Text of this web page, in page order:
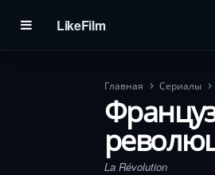
LikeFilm
Главная Сериалы
La Révolution